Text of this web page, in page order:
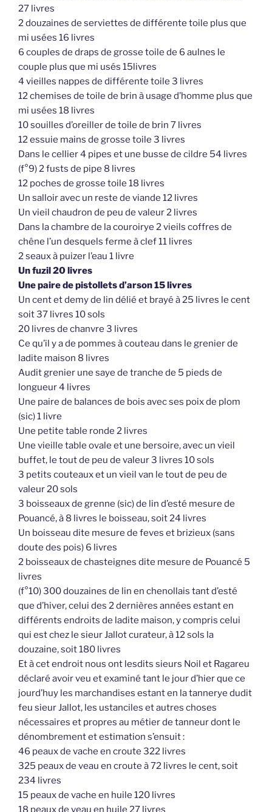
27 livres
2 douzaines de serviettes de différente toile plus que
mi usées 16 livres
6 couples de draps de grosse toile de 6 aulnes le
couple plus que mi usés 15livres
4 vieilles nappes de différente toile 3 livres
12 chemises de toile de brin à usage d’homme plus que
mi usées 18 livres
10 souilles d’oreiller de toile de brin 7 livres
12 essuie mains de grosse toile 3 livres
Dans le cellier 4 pipes et une busse de cildre 54 livres
(f°9) 2 fusts de pipe 8 livres
12 poches de grosse toile 18 livres
Un salloir avec un reste de viande 12 livres
Un vieil chaudron de peu de valeur 2 livres
Dans la chambre de la couroirye 2 vieils coffres de
chêne l’un desquels ferme à clef 11 livres
2 seaux à puizer l’eau 1 livre
Un fuzil 20 livres
Une paire de pistollets d’arson 15 livres
Un cent et demy de lin délié et brayé à 25 livres le cent
soit 37 livres 10 sols
20 livres de chanvre 3 livres
Ce qu’il y a de pommes à couteau dans le grenier de
ladite maison 8 livres
Audit grenier une saye de tranche de 5 pieds de
longueur 4 livres
Une paire de balances de bois avec ses poix de plom
(sic) 1 livre
Une petite table ronde 2 livres
Une vieille table ovale et une bersoire, avec un vieil
buffet, le tout de peu de valeur 3 livres 10 sols
3 petits couteaux et un vieil van le tout de peu de
valeur 20 sols
3 boisseaux de grenne (sic) de lin d’esté mesure de
Pouancé, à 8 livres le boisseau, soit 24 livres
Un boisseau dite mesure de feves et brizieux (sans
doute des pois) 6 livres
2 boisseaux de chasteignes dite mesure de Pouancé 5
livres
(f°10) 300 douzaines de lin en chenollais tant d’esté
que d’hiver, celui des 2 dernières années estant en
différents endroits de ladite maison, y compris celui
qui est chez le sieur Jallot curateur, à 12 sols la
douzaine, soit 180 livres
Et à cet endroit nous ont lesdits sieurs Noil et Ragareu
déclaré avoir veu et examiné tant le jour d’hier que ce
jourd’huy les marchandises estant en la tannerye dudit
feu sieur Jallot, les ustanciles et autres choses
nécessaires et propres au métier de tanneur dont le
dénombrement et estimation s’ensuit :
46 peaux de vache en croute 322 livres
325 peaux de veau en croute à 72 livres le cent, soit
234 livres
15 peaux de vache en huile 120 livres
18 peaux de veau en huile 27 livres